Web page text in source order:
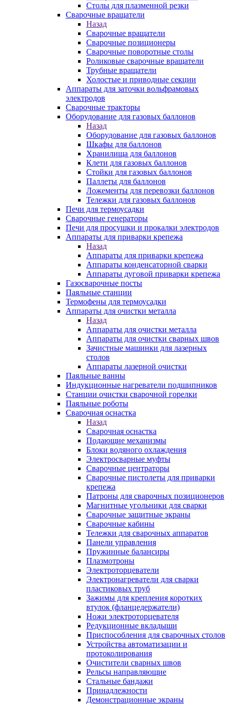
Столы для плазменной резки
Сварочные вращатели
Назад
Сварочные вращатели
Сварочные позиционеры
Сварочные поворотные столы
Роликовые сварочные вращатели
Трубные вращатели
Холостые и приводные секции
Аппараты для заточки вольфрамовых
электродов
Сварочные тракторы
Оборудование для газовых баллонов
Назад
Оборудование для газовых баллонов
Шкафы для баллонов
Хранилища для баллонов
Клети для газовых баллонов
Стойки для газовых баллонов
Паллеты для баллонов
Ложементы для перевозки баллонов
Тележки для газовых баллонов
Печи для термоусадки
Сварочные генераторы
Печи для просушки и прокалки электродов
Аппараты для приварки крепежа
Назад
Аппараты для приварки крепежа
Аппараты конденсаторной сварки
Аппараты дуговой приварки крепежа
Газосварочные посты
Паяльные станции
Термофены для термоусадки
Аппараты для очистки металла
Назад
Аппараты для очистки металла
Аппараты для очистки сварных швов
Зачистные машинки для лазерных
столов
Аппараты лазерной очистки
Паяльные ванны
Индукционные нагреватели подшипников
Станции очистки сварочной горелки
Паяльные роботы
Сварочная оснастка
Назад
Сварочная оснастка
Подающие механизмы
Блоки водяного охлаждения
Электросварные муфты
Сварочные центраторы
Сварочные пистолеты для приварки
крепежа
Патроны для сварочных позиционеров
Магнитные угольники для сварки
Сварочные защитные экраны
Сварочные кабины
Тележки для сварочных аппаратов
Панели управления
Пружинные балансиры
Плазмотроны
Электроторцеватели
Электронагреватели для сварки
пластиковых труб
Зажимы для крепления коротких
втулок (фланцедержатели)
Ножи электроторцевателя
Редукционные вкладыши
Приспособления для сварочных столов
Устройства автоматизации и
протоколирования
Очистители сварных швов
Рельсы направляющие
Стальные бандажи
Принадлежности
Демонстрационные экраны